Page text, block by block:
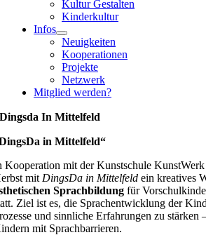
Kultur Gestalten
Kinderkultur
Infos
Neuigkeiten
Kooperationen
Projekte
Netzwerk
Mitglied werden?
Dingsda In Mittelfeld
in Mittelfeld“
Kooperation mit der Kunstschule
mit DingsDa in Mittelfeld ein kreatives
Sprachbildung für
Ziel ist es, die Sprachentwicklung der
und sinnliche Erfahrungen zu stärken
mit Sprachbarrieren.